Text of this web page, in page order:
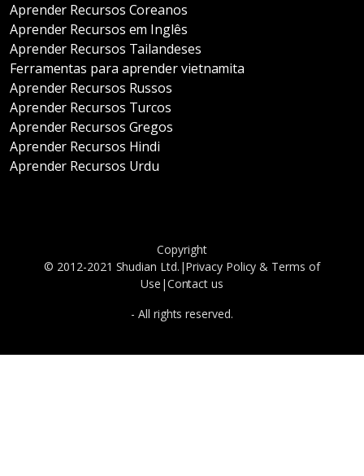
Aprender Recursos Coreanos
Aprender Recursos em Inglês
Aprender Recursos Tailandeses
Ferramentas para aprender vietnamita
Aprender Recursos Russos
Aprender Recursos Turcos
Aprender Recursos Gregos
Aprender Recursos Hindi
Aprender Recursos Urdu
Copyright
© 2012-2021 Shudian Ltd.|Privacy Policy & Terms of
Use |Contact us
- All rights reserved.